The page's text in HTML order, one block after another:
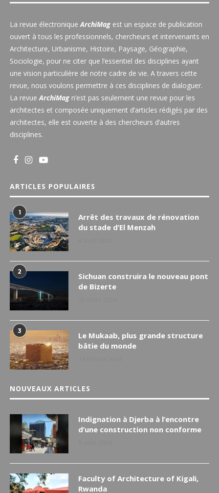
La revue électronique ArchiMag est un espace de publication
ouvert à tous les professionnels, chercheurs et intervenants en
Architecture, Urbanisme, Histoire, Paysage, Géographie,
Sociologie, pour ne citer que l’essentiel des disciplines ayant
une vision particulière de notre cadre de vie. A travers cette
revue, nous voulons permettre à ces disciplines de dialoguer.
La revue ArchiMag n’est pas seulement une revue pour les
architectes et composée uniquement d’articles rédigés par des
architectes, elle est ouverte à des chercheurs d’autres
disciplines.
ARTICLES POPULAIRES
1
Arrêt des travaux de rénovation
du stade d’El Menzah
2
Sichuan construira le nouveau pont
de Bizerte
3
Le Mukaab, plus grande structure
bâtie du monde
NOUVEAUX ARTICLES
Indignation à Djerba à l’encontre
d’une construction non conforme
Faculty of Architecture of Kigali,
Rwanda